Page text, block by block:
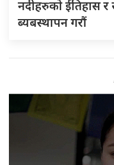
नदीहरुकाे ईतिहास र
ब्यबस्थापन गराैं